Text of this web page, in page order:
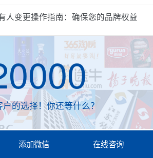
添加微信 在线咨询
人变更操作指南：确保您的品牌权益
户的选择！你还等什么？